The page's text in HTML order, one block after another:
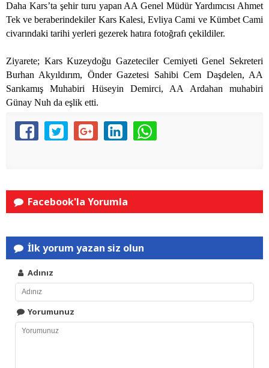
Daha Kars’ta şehir turu yapan AA Genel Müdür Yardımcısı Ahmet
Tek ve beraberindekiler Kars Kalesi, Evliya Cami ve Kümbet Cami
civarındaki tarihi yerleri gezerek hatıra fotoğrafı çekildiler.
Ziyarete; Kars Kuzeydoğu Gazeteciler Cemiyeti Genel Sekreteri
Burhan Akyıldırım, Önder Gazetesi Sahibi Cem Daşdelen, AA
Sarıkamış Muhabiri Hüseyin Demirci, AA Ardahan muhabiri
Günay Nuh da eşlik etti.
Facebook'la Yorumla
İlk yorum yazan siz olun
Adınız
Yorumunuz